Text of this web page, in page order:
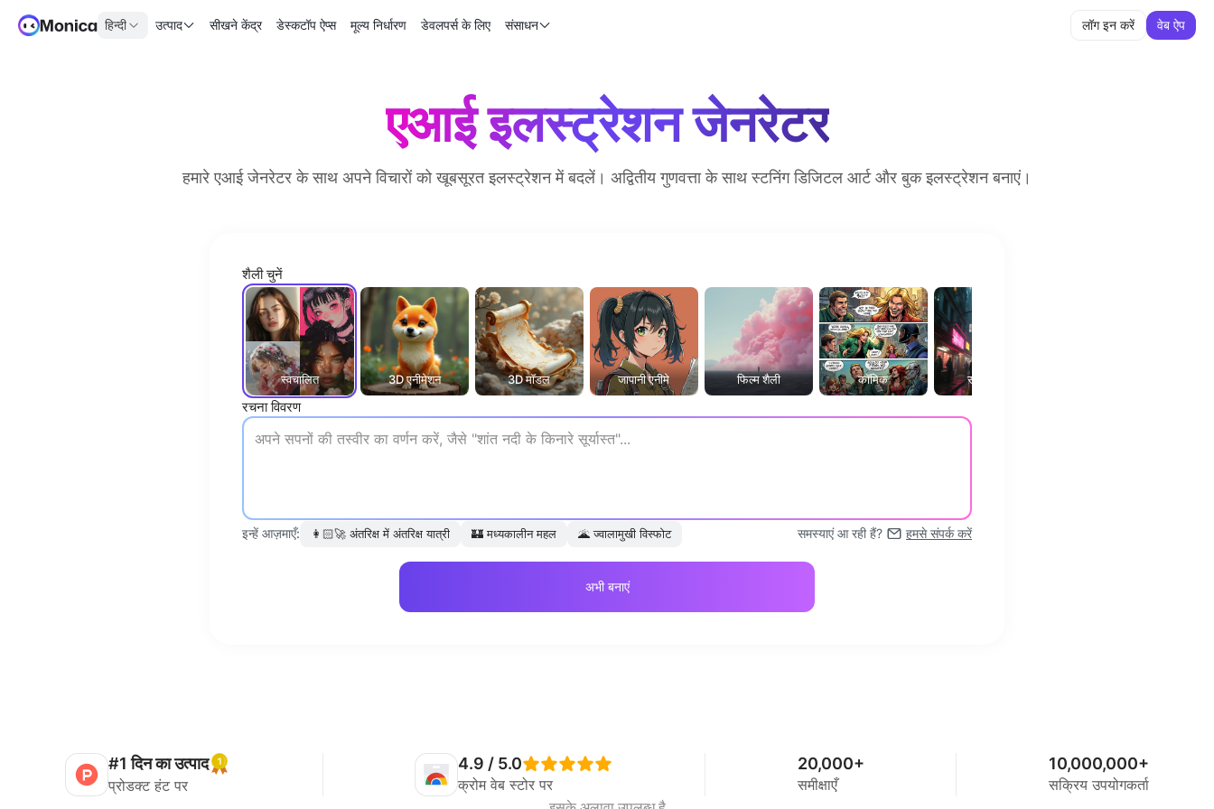
हिन्दी उत्पाद सीखने केंद्र डेस्कटॉप ऐप्स मूल्य निर्धारण डेवलपर्स के लिए संसाधन लॉग इन करें वेब ऐप
एआई इलस्ट्रेशन जेनरेटर
हमारे एआई जेनरेटर के साथ अपने विचारों को खूबसूरत इलस्ट्रेशन में बदलें। अद्वितीय गुणवत्ता के साथ स्टनिंग डिजिटल आर्ट और बुक इलस्ट्रेशन बनाएं।
शैली चुनें
स्वचालित 3D एनीमेशन 3D मॉडल जापानी एनीमे फिल्म शैली कॉमिक साइबरपंक
रचना विवरण
इन्हें आज़माएँ: 👩🏻‍🚀 अंतरिक्ष में अंतरिक्ष यात्री 🏰 मध्यकालीन महल 🌋 ज्वालामुखी विस्फोट समस्याएं आ रही हैं? हमसे संपर्क करें
अभी बनाएं
#1 दिन का उत्पाद
प्रोडक्ट हंट पर
4.9 / 5.0
क्रोम वेब स्टोर पर
20,000+
समीक्षाएँ
10,000,000+
सक्रिय उपयोगकर्ता